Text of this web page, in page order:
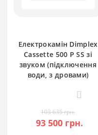
Електрокамін Dimplex
Cassette 500 P SS зі
звуком (підключення
води, з дровами)
0
103 635 грн.
93 500 грн.